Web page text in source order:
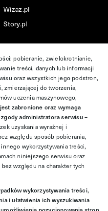
Wizaz.pl
Story.pl
pobieranie, zwielokrotnianie,
treści, danych lub informacji
oraz wszystkich jego podstron,
zmierzającej do tworzenia,
uczenia maszynowego,
jest zabronione oraz wymaga
administratora serwisu –
uzyskania wyraźnej i
względu sposób pobierania,
wykorzystywania treści,
niniejszego serwisu oraz
względu na charakter tych
wykorzystywania treści,
i ułatwienia ich wyszukiwania